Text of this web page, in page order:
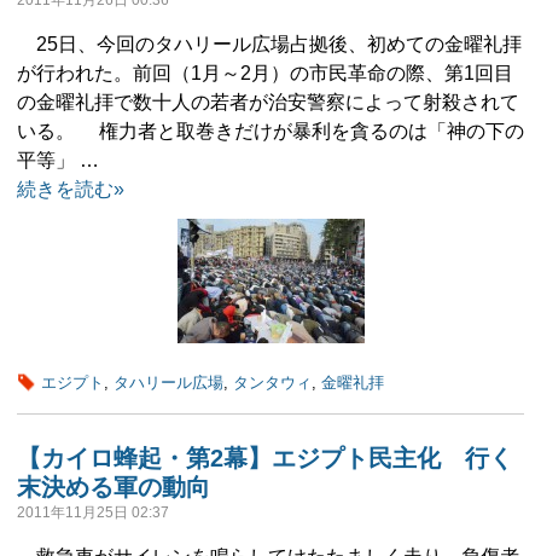
25日、今回のタハリール広場占拠後、初めての金曜礼拝
が行われた。前回（1月～2月）の市民革命の際、第1回目
の金曜礼拝で数十人の若者が治安警察によって射殺されて
いる。 権力者と取巻きだけが暴利を貪るのは「神の下の
平等」 …
続きを読む»
エジプト , タハリール広場, タンタウィ , 金曜礼拝
【カイロ蜂起・第2幕】エジプト民主化 行く
末決める軍の動向
2011年11月25日 02:37